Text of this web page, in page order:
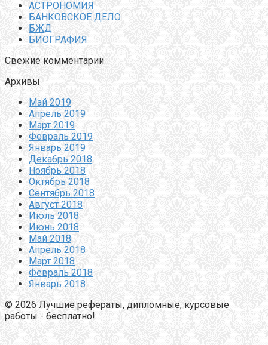
АСТРОНОМИЯ
БАНКОВСКОЕ ДЕЛО
БЖД
БИОГРАФИЯ
Свежие комментарии
Архивы
Май 2019
Апрель 2019
Март 2019
Февраль 2019
Январь 2019
Декабрь 2018
Ноябрь 2018
Октябрь 2018
Сентябрь 2018
Август 2018
Июль 2018
Июнь 2018
Май 2018
Апрель 2018
Март 2018
Февраль 2018
Январь 2018
© 2026 Лучшие рефераты, дипломные, курсовые
работы - бесплатно!